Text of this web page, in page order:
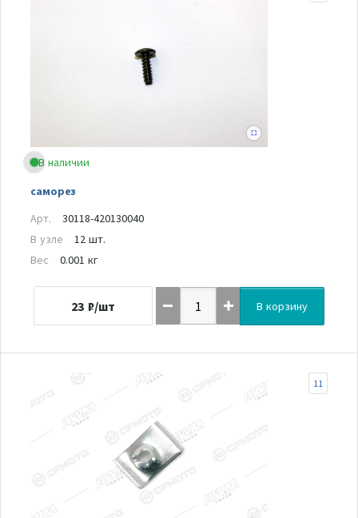
В наличии
саморез
Арт.
30118-420130040
В узле
12 шт.
Вес
0.001 кг
23 ₽/шт В корзину
11